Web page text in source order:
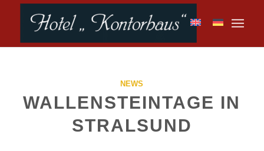
NEWS
WALLENSTEINTAGE IN
STRALSUND